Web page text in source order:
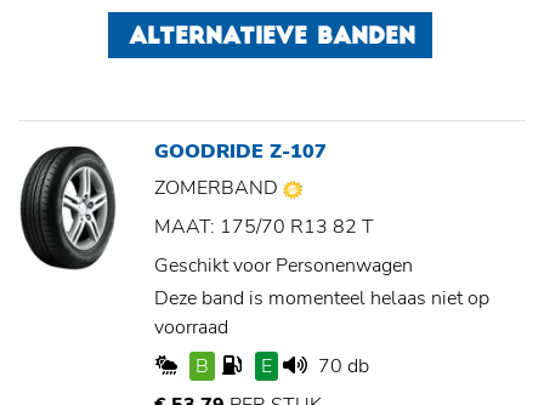
ALTERNATIEVE BANDEN
GOODRIDE Z-107
ZOMERBAND
MAAT: 175/70 R13 82 T
Geschikt voor Personenwagen
Deze band is momenteel helaas niet op
voorraad
B
E
70 db